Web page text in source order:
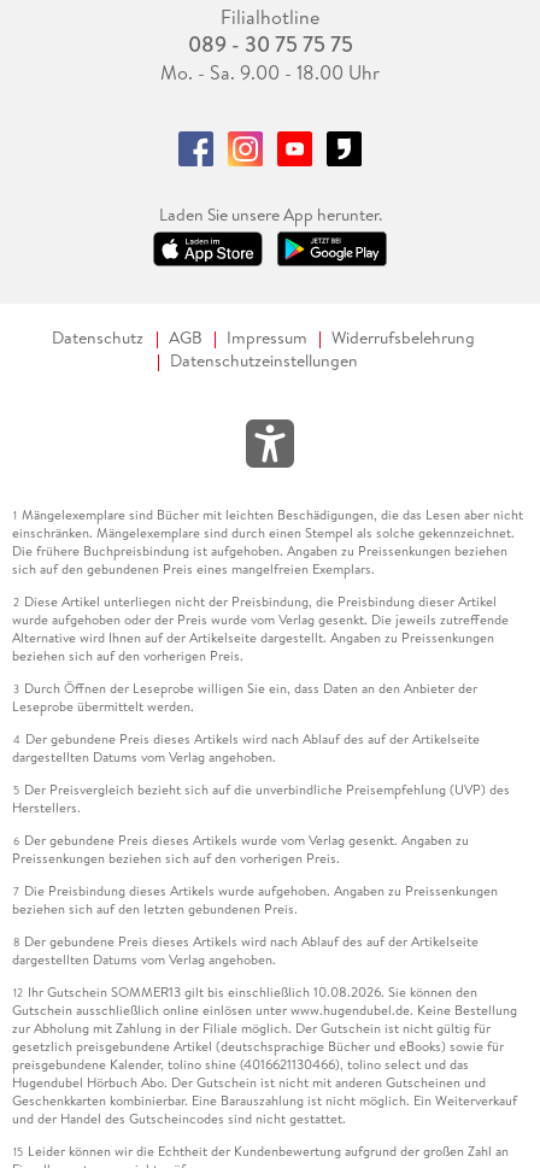
Filialhotline
089 - 30 75 75 75
Mo. - Sa. 9.00 - 18.00 Uhr
Laden Sie unsere App herunter.
Datenschutz AGB Impressum
Widerrufsbelehrung
Datenschutzeinstellungen
1 Mängelexemplare sind Bücher mit leichten Beschädigungen, die das Lesen aber nicht
einschränken. Mängelexemplare sind durch einen Stempel als solche gekennzeichnet.
Die frühere Buchpreisbindung ist aufgehoben. Angaben zu Preissenkungen beziehen
sich auf den gebundenen Preis eines mangelfreien Exemplars.
2 Diese Artikel unterliegen nicht der Preisbindung, die Preisbindung dieser Artikel
wurde aufgehoben oder der Preis wurde vom Verlag gesenkt. Die jeweils zutreffende
Alternative wird Ihnen auf der Artikelseite dargestellt. Angaben zu Preissenkungen
beziehen sich auf den vorherigen Preis.
3 Durch Öffnen der Leseprobe willigen Sie ein, dass Daten an den Anbieter der
Leseprobe übermittelt werden.
4 Der gebundene Preis dieses Artikels wird nach Ablauf des auf der Artikelseite
dargestellten Datums vom Verlag angehoben.
5 Der Preisvergleich bezieht sich auf die unverbindliche Preisempfehlung (UVP) des
Herstellers.
6 Der gebundene Preis dieses Artikels wurde vom Verlag gesenkt. Angaben zu
Preissenkungen beziehen sich auf den vorherigen Preis.
7 Die Preisbindung dieses Artikels wurde aufgehoben. Angaben zu Preissenkungen
beziehen sich auf den letzten gebundenen Preis.
8 Der gebundene Preis dieses Artikels wird nach Ablauf des auf der Artikelseite
dargestellten Datums vom Verlag angehoben.
12 Ihr Gutschein SOMMER13 gilt bis einschließlich 10.08.2026. Sie können den
Gutschein ausschließlich online einlösen unter www.hugendubel.de. Keine Bestellung
zur Abholung mit Zahlung in der Filiale möglich. Der Gutschein ist nicht gültig für
gesetzlich preisgebundene Artikel (deutschsprachige Bücher und eBooks) sowie für
preisgebundene Kalender, tolino shine (4016621130466), tolino select und das
Hugendubel Hörbuch Abo. Der Gutschein ist nicht mit anderen Gutscheinen und
Geschenkkarten kombinierbar. Eine Barauszahlung ist nicht möglich. Ein Weiterverkauf
und der Handel des Gutscheincodes sind nicht gestattet.
15 Leider können wir die Echtheit der Kundenbewertung aufgrund der großen Zahl an